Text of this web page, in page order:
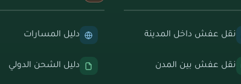
نقل عفش داخل المدينة
نقل عفش بين المدن
دليل المسارات
دليل الشحن الدولي